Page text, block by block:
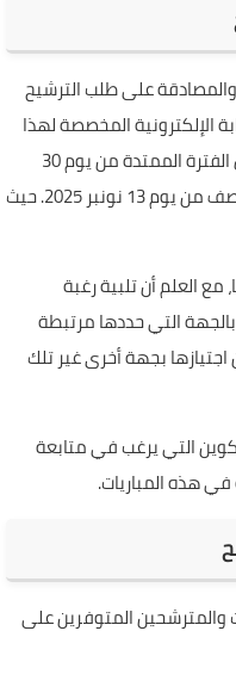
والمصادقة على طلب الترشيح
الإلكترونية المخصصة لهذا
الغرض (https://wolouj.men.gov.ma) خلال الفترة الممتدة من يوم 30
أكتوبر 2025 إلى غاية الساعة الرابعة والنصف من يوم 13 نونبر 2025. حيث
مع العلم أن تلبية رغبة
بالجهة التي حددها مرتبطة
بجهة أخرى غير تلك
التي يرغب في متابعة
هذه المباريات.
والمترشحين المتوفرين على